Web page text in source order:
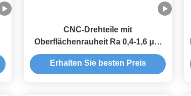
CNC-Drehteile mit
Oberflächenrauheit Ra 0,4-1,6 μm
Anwendbar auf alle OEM-CNC-
Bearbeitungsteile
Erhalten Sie besten Preis